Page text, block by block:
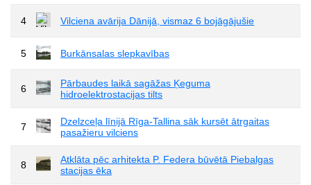
4 Vilciena avārija Dānijā, vismaz 6 bojāgājušie
5 Burkānsalas slepkavības
6
Pārbaudes laikā sagāžas Ķeguma
hidroelektrostacijas tilts
7
Dzelzceļa līnijā Rīga-Tallina sāk kursēt ātrgaitas
pasažieru vilciens
8
Atklāta pēc arhitekta P. Federa būvētā Piebalgas
stacijas ēka